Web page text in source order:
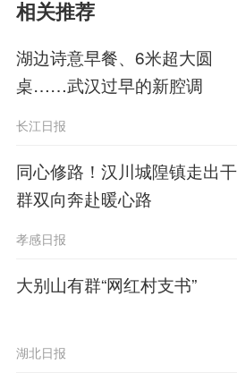
组织，成立八斗湾、陈
是大别山地区最早的
昔日沉寂的小村庄一
源地。
“那时候，全村人
着党干革命，陈潭秋
大家!”陈策楼村党总
自己是听着陈潭秋的
残酷的斗争中，
相关推荐
湖边诗意早餐、6米超大圆
桌……武汉过早的新腔调
长江日报
同心修路！汉川城隍镇走出干
群双向奔赴暖心路
孝感日报
大别山有群“网红村支书”
湖北日报